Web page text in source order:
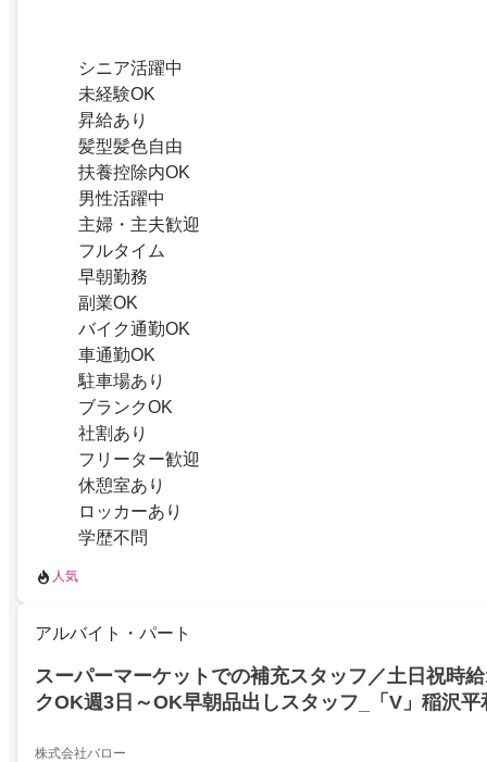
シニア活躍中
未経験OK
昇給あり
髪型髪色自由
扶養控除内OK
男性活躍中
主婦・主夫歓迎
フルタイム
早朝勤務
副業OK
バイク通勤OK
車通勤OK
駐車場あり
ブランクOK
社割あり
フリーター歓迎
休憩室あり
ロッカーあり
学歴不問
人気
アルバイト・パート
スーパーマーケットでの補充スタッフ／土日祝時
クOK週3日～OK早朝品出しスタッフ_「V」稲沢平
株式会社バロー